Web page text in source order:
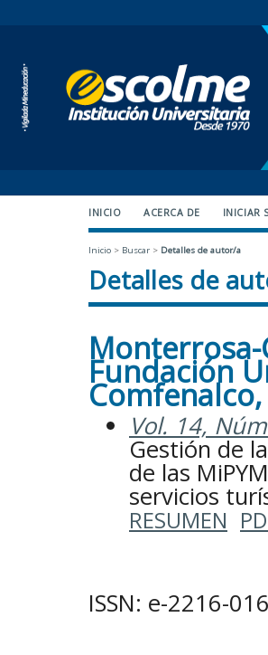
INICIO ACERCA DE INICIAR
Inicio > Buscar > Detalles de autor/a
Detalles de
Monterrosa-
Fundación
Vol. 14,
Gestión de
de las
servicios
RESUMEN
ISSN: e-2216-